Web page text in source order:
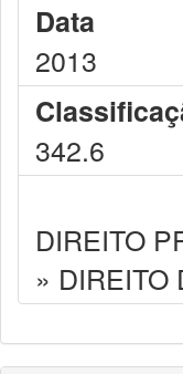
Data
2013
342.6
DIREITO
» DIREITO